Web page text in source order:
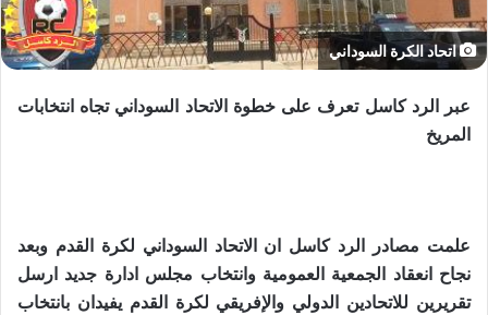
اتحاد الكرة السوداني
عبر الرد كاسل تعرف على خطوة الاتحاد السوداني تجاه انتخابات
المريخ
علمت مصادر الرد كاسل ان الاتحاد السوداني لكرة القدم وبعد
نجاح انعقاد الجمعية العمومية وانتخاب مجلس ادارة جديد ارسل
تقريرين للاتحادين الدولي والإفريقي لكرة القدم يفيدان بانتخاب